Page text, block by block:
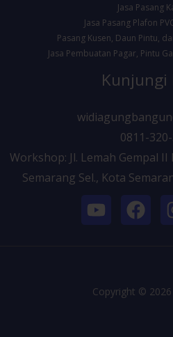
Jasa Pasang
Jasa Pasang Plafon
Pasang Kusen, Daun Pintu,
Jasa Pembuatan Pagar, Pintu
Kunjungi
0811-
Workshop: Jl. Lemah Gempal II
Semarang Sel., Kota
Copyright ©